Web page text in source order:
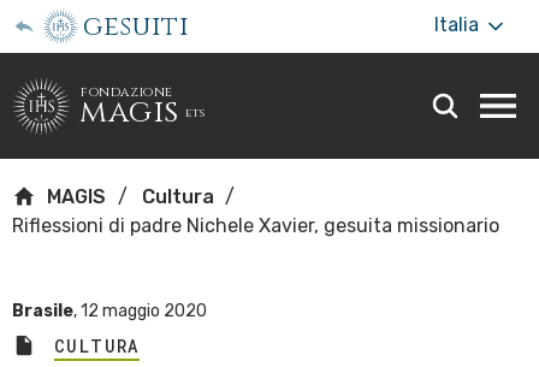
gesuiti Italia
fondazione
magis ets
MAGIS
Cultura
Riflessioni di padre Nichele Xavier, gesuita missionario
Brasile,12 maggio 2020
CULTURA